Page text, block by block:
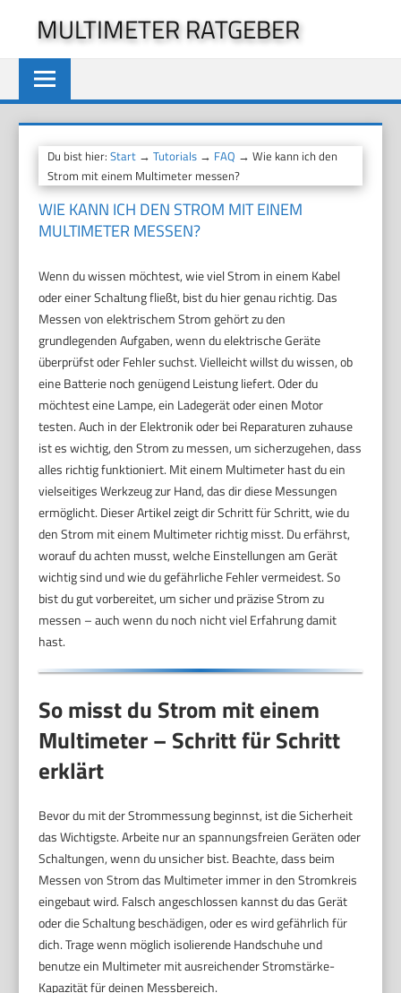
springen
MULTIMETER RATGEBER
Du bist hier:Start →Tutorials → FAQ → Wie kann ich den
Strom mit einem Multimeter messen?
WIE KANN ICH DEN STROM MIT EINEM
MULTIMETER MESSEN?
Wenn du wissen möchtest, wie viel Strom in einem Kabel
oder einer Schaltung fließt, bist du hier genau richtig. Das
Messen von elektrischem Strom gehört zu den
grundlegenden Aufgaben, wenn du elektrische Geräte
überprüfst oder Fehler suchst. Vielleicht willst du wissen, ob
eine Batterie noch genügend Leistung liefert. Oder du
möchtest eine Lampe, ein Ladegerät oder einen Motor
testen. Auch in der Elektronik oder bei Reparaturen zuhause
ist es wichtig, den Strom zu messen, um sicherzugehen, dass
alles richtig funktioniert. Mit einem Multimeter hast du ein
vielseitiges Werkzeug zur Hand, das dir diese Messungen
ermöglicht. Dieser Artikel zeigt dir Schritt für Schritt, wie du
den Strom mit einem Multimeter richtig misst. Du erfährst,
worauf du achten musst, welche Einstellungen am Gerät
wichtig sind und wie du gefährliche Fehler vermeidest. So
bist du gut vorbereitet, um sicher und präzise Strom zu
messen – auch wenn du noch nicht viel Erfahrung damit
hast.
So misst du Strom mit einem
Multimeter – Schritt für Schritt
erklärt
Bevor du mit der Strommessung beginnst, ist die Sicherheit
das Wichtigste. Arbeite nur an spannungsfreien Geräten oder
Schaltungen, wenn du unsicher bist. Beachte, dass beim
Messen von Strom das Multimeter immer in den Stromkreis
eingebaut wird. Falsch angeschlossen kannst du das Gerät
oder die Schaltung beschädigen, oder es wird gefährlich für
dich. Trage wenn möglich isolierende Handschuhe und
benutze ein Multimeter mit ausreichender Stromstärke-
Kapazität für deinen Messbereich.